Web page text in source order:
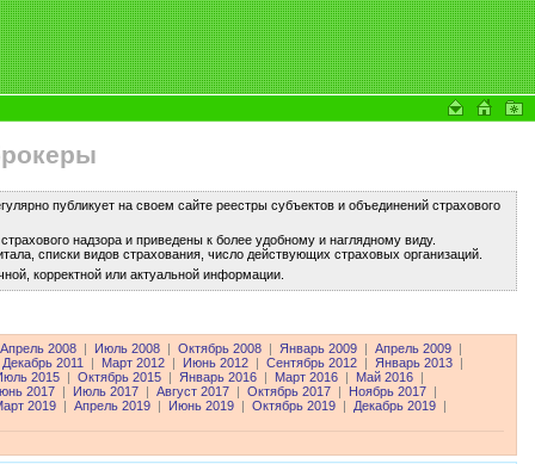
публикует на своем сайте реестры субъектов и объединений страхового
надзора и приведены к более удобному и наглядному виду.
списки видов страхования, число действующих страховых организаций.
корректной или актуальной информации.
Апрель 2008 Июль 2008 Октябрь 2008 Январь 2009 Апрель 2009
Декабрь 2011 Март 2012 Июнь 2012 Сентябрь 2012 Январь 2013
2015 Октябрь 2015 Январь 2016 Март 2016 Май 2016
2017 Июль 2017 Август 2017 Октябрь 2017 Ноябрь 2017
2019 Апрель 2019 Июнь 2019 Октябрь 2019 Декабрь 2019